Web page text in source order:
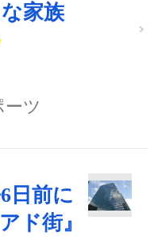
家族
ーツ
日前に
ド街』